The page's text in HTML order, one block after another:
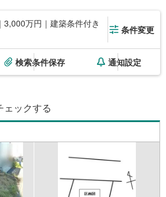
万円｜建築条件付き
条件変更
検索条件保存 通知設定
ェックする